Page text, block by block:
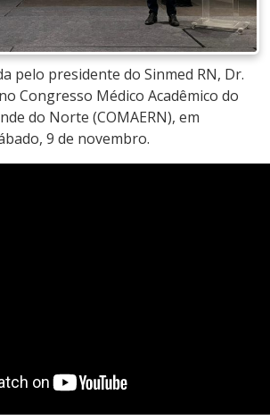
pelo presidente do Sinmed RN, Dr.
Congresso Médico Acadêmico do
do Norte (COMAERN), em
9 de novembro.